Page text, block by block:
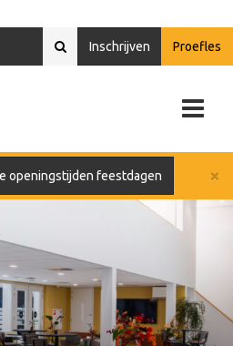
Inschrijven Proefles
×
openingstijden feestdagen